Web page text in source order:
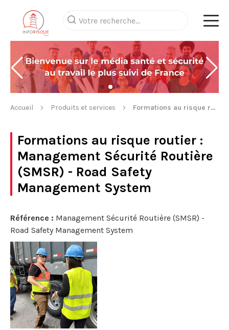
Accueil Produits et services Formations au risque routier
Formations au risque routier :
Management Sécurité Routière
(SMSR) - Road Safety
Management System
Référence : Management Sécurité Routière (SMSR) -
Road Safety Management System